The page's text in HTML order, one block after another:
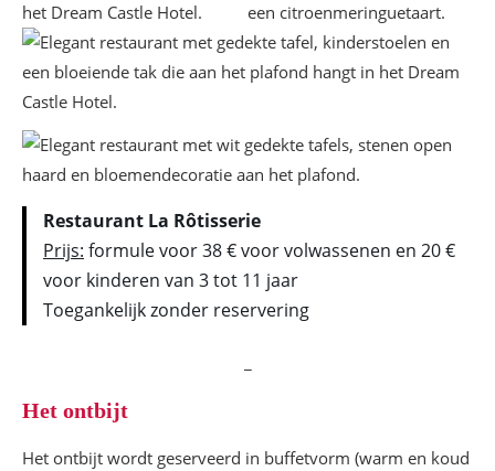
Restaurant La Rôtisserie
Prijs: formule voor 38 € voor volwassenen en 20 €
voor kinderen van 3 tot 11 jaar
Toegankelijk zonder reservering
Het ontbijt
Het ontbijt wordt geserveerd in buffetvorm (warm en koud